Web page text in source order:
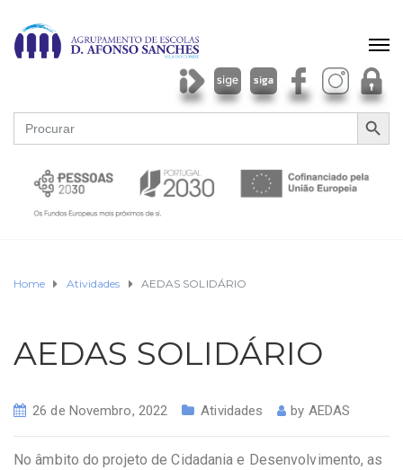
Search
for:
SEARCH
Home Atividades AEDAS SOLIDÁRIO
AEDAS SOLIDÁRIO
26 de Novembro, 2022 Atividades by AEDAS
No âmbito do projeto de Cidadania e Desenvolvimento, as